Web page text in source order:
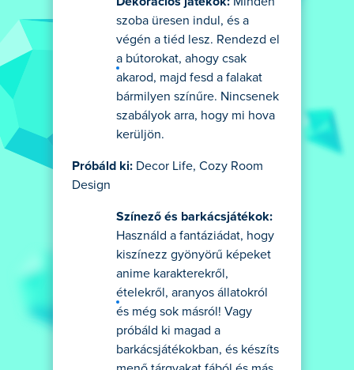
szoba üresen indul, és a
végén a tiéd lesz. Rendezd el
a bútorokat, ahogy csak
akarod, majd fesd a falakat
bármilyen színűre. Nincsenek
szabályok arra, hogy mi hova
kerüljön.
Próbáld ki: Decor Life, Cozy Room
Design
Színező és barkácsjátékok:
Használd a fantáziádat, hogy
kiszínezz gyönyörű képeket
anime karakterekről,
ételekről, aranyos állatokról
és még sok másról! Vagy
próbáld ki magad a
barkácsjátékokban, és készíts